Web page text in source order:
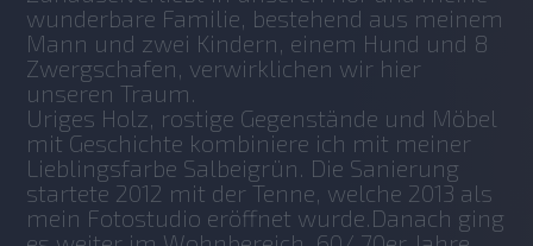
wunderbare Familie, bestehend aus meinem
Mann und zwei Kindern, einem Hund und 8
Zwergschafen, verwirklichen wir hier
unseren Traum.
Uriges Holz, rostige Gegenstände und Möbel
mit Geschichte kombiniere ich mit meiner
Lieblingsfarbe Salbeigrün. Die Sanierung
startete 2012 mit der Tenne, welche 2013 als
mein Fotostudio eröffnet wurde.Danach ging